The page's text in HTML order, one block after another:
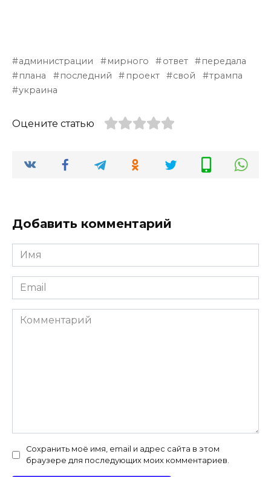
администрации мирного ответ
передала
плана
последний проект свой
трампа
украина
Оцените статью
Добавить комментарий
Имя
*
Email
*
Комментарий
Сохранить моё имя, email и адрес сайта в этом
браузере для последующих моих комментариев.